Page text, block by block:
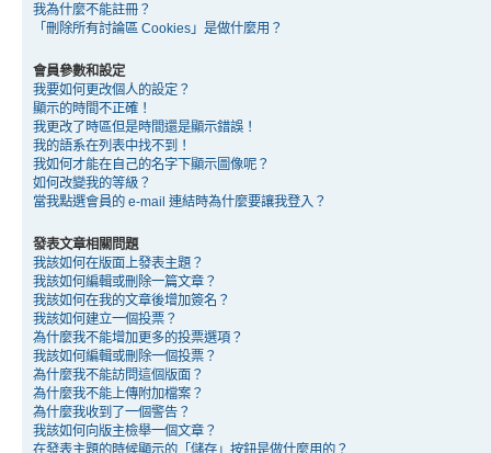
我為什麼不能註冊？
「刪除所有討論區 Cookies」是做什麼用？
會員參數和設定
我要如何更改個人的設定？
顯示的時間不正確！
我更改了時區但是時間還是顯示錯誤！
我的語系在列表中找不到！
我如何才能在自己的名字下顯示圖像呢？
如何改變我的等級？
當我點選會員的 e-mail 連結時為什麼要讓我登入？
發表文章相關問題
我該如何在版面上發表主題？
我該如何編輯或刪除一篇文章？
我該如何在我的文章後增加簽名？
我該如何建立一個投票？
為什麼我不能增加更多的投票選項？
我該如何編輯或刪除一個投票？
為什麼我不能訪問這個版面？
為什麼我不能上傳附加檔案？
為什麼我收到了一個警告？
我該如何向版主檢舉一個文章？
在發表主題的時候顯示的「儲存」按鈕是做什麼用的？